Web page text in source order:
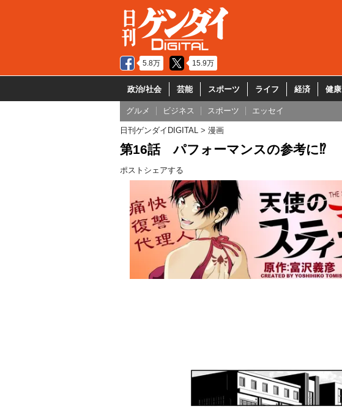
5.8万 15.9万
政治/社会 芸能 スポーツ ライフ 経済 健康
グルメ ビジネス スポーツ エッセイ
日刊ゲンダイDIGITAL 漫画
第16話 パフォーマンスの参考に⁉︎
ポスト シェアする